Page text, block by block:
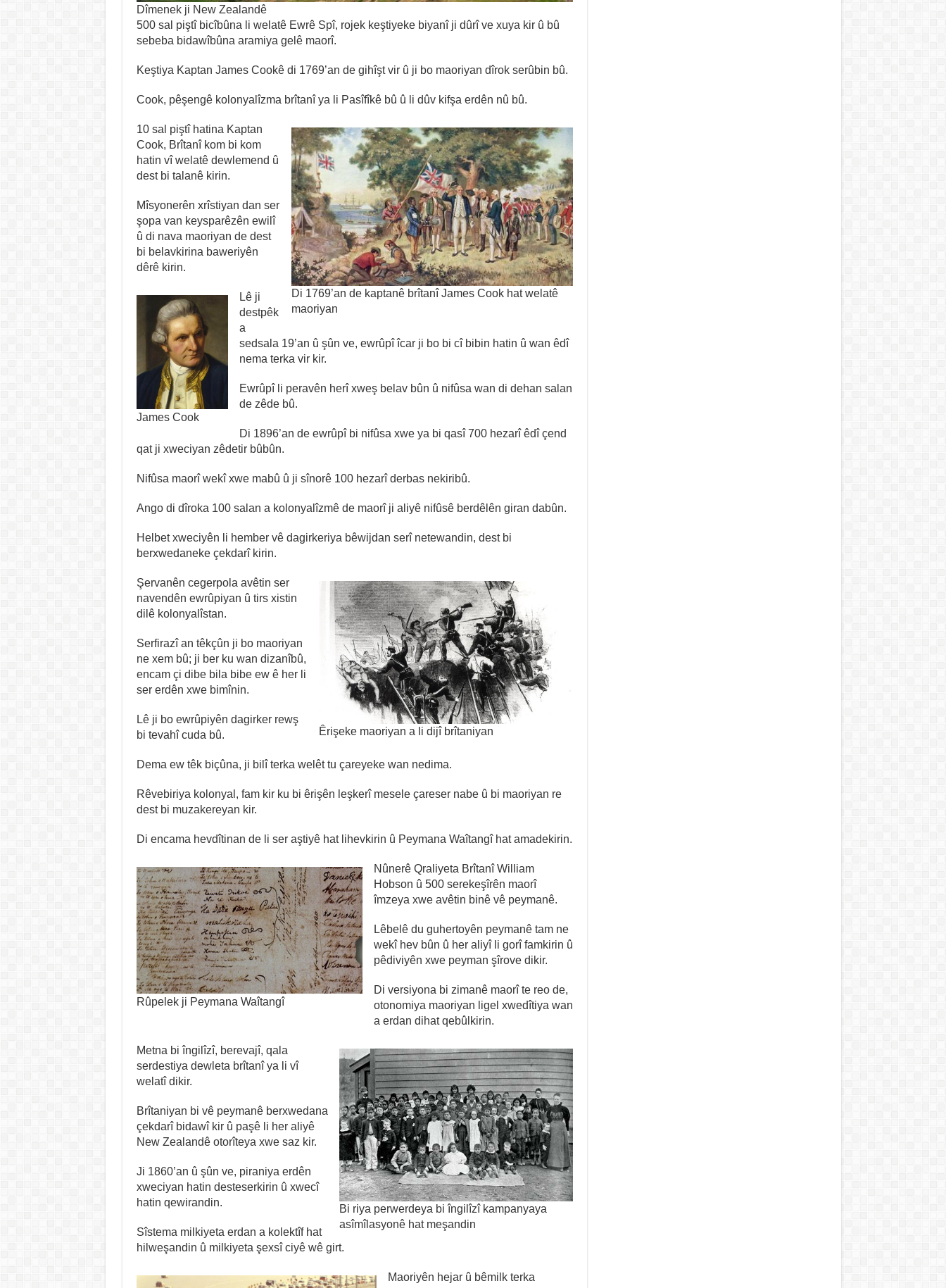
Dîmenek ji New Zealandê
500 sal piştî bicîbûna li welatê Ewrê Spî, rojek keştiyeke biyanî ji dûrî ve xuya kir û bû
sebeba bidawîbûna aramiya gelê maorî.
Keştiya Kaptan James Cookê di 1769’an de gihîşt vir û ji bo maoriyan dîrok serûbin bû.
Cook, pêşengê kolonyalîzma brîtanî ya li Pasîfîkê bû û li dûv kifşa erdên nû bû.
Di 1769’an de kaptanê brîtanî James Cook hat welatê
maoriyan
10 sal piştî hatina Kaptan
Cook, Brîtanî kom bi kom
hatin vî welatê dewlemend û
dest bi talanê kirin.
Mîsyonerên xrîstiyan dan ser
şopa van keysparêzên ewilî
û di nava maoriyan de dest
bi belavkirina baweriyên
dêrê kirin.
James Cook
Lê ji
destpêk
a
sedsala 19’an û şûn ve, ewrûpî îcar ji bo bi cî bibin hatin û wan êdî
nema terka vir kir.
Ewrûpî li peravên herî xweş belav bûn û nifûsa wan di dehan salan
de zêde bû.
Di 1896’an de ewrûpî bi nifûsa xwe ya bi qasî 700 hezarî êdî çend
qat ji xweciyan zêdetir bûbûn.
Nifûsa maorî wekî xwe mabû û ji sînorê 100 hezarî derbas nekiribû.
Ango di dîroka 100 salan a kolonyalîzmê de maorî ji aliyê nifûsê berdêlên giran dabûn.
Helbet xweciyên li hember vê dagirkeriya bêwijdan serî netewandin, dest bi
berxwedaneke çekdarî kirin.
Êrişeke maoriyan a li dijî brîtaniyan
Şervanên cegerpola avêtin ser
navendên ewrûpiyan û tirs xistin
dilê kolonyalîstan.
Serfirazî an têkçûn ji bo maoriyan
ne xem bû; ji ber ku wan dizanîbû,
encam çi dibe bila bibe ew ê her li
ser erdên xwe bimînin.
Lê ji bo ewrûpiyên dagirker rewş
bi tevahî cuda bû.
Dema ew têk biçûna, ji bilî terka welêt tu çareyeke wan nedima.
Rêvebiriya kolonyal, fam kir ku bi êrişên leşkerî mesele çareser nabe û bi maoriyan re
dest bi muzakereyan kir.
Di encama hevdîtinan de li ser aştiyê hat lihevkirin û Peymana Waîtangî hat amadekirin.
Rûpelek ji Peymana Waîtangî
Nûnerê Qraliyeta Brîtanî William
Hobson û 500 serekeşîrên maorî
îmzeya xwe avêtin binê vê peymanê.
Lêbelê du guhertoyên peymanê tam ne
wekî hev bûn û her aliyî li gorî famkirin û
pêdiviyên xwe peyman şîrove dikir.
Di versiyona bi zimanê maorî te reo de,
otonomiya maoriyan ligel xwedîtiya wan
a erdan dihat qebûlkirin.
Bi riya perwerdeya bi îngilîzî kampanyaya
asîmîlasyonê hat meşandin
Metna bi îngilîzî, berevajî, qala
serdestiya dewleta brîtanî ya li vî
welatî dikir.
Brîtaniyan bi vê peymanê berxwedana
çekdarî bidawî kir û paşê li her aliyê
New Zealandê otorîteya xwe saz kir.
Ji 1860’an û şûn ve, piraniya erdên
xweciyan hatin desteserkirin û xwecî
hatin qewirandin.
Sîstema milkiyeta erdan a kolektîf hat
hilweşandin û milkiyeta şexsî ciyê wê girt.
Maoriyên hejar û bêmilk terka